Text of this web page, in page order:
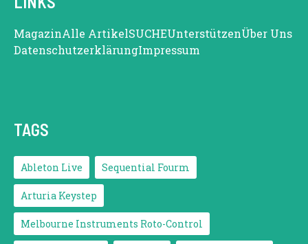
MagazinAlle ArtikelSUCHEUnterstützenÜber Uns
DatenschutzerklärungImpressum
TAGS
Ableton Live Sequential Fourm
Arturia Keystep
Melbourne Instruments Roto-Control